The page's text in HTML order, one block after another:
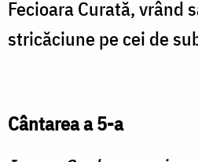
Fecioara Curată, vrând
stricăciune pe cei de
Cântarea a 5-a